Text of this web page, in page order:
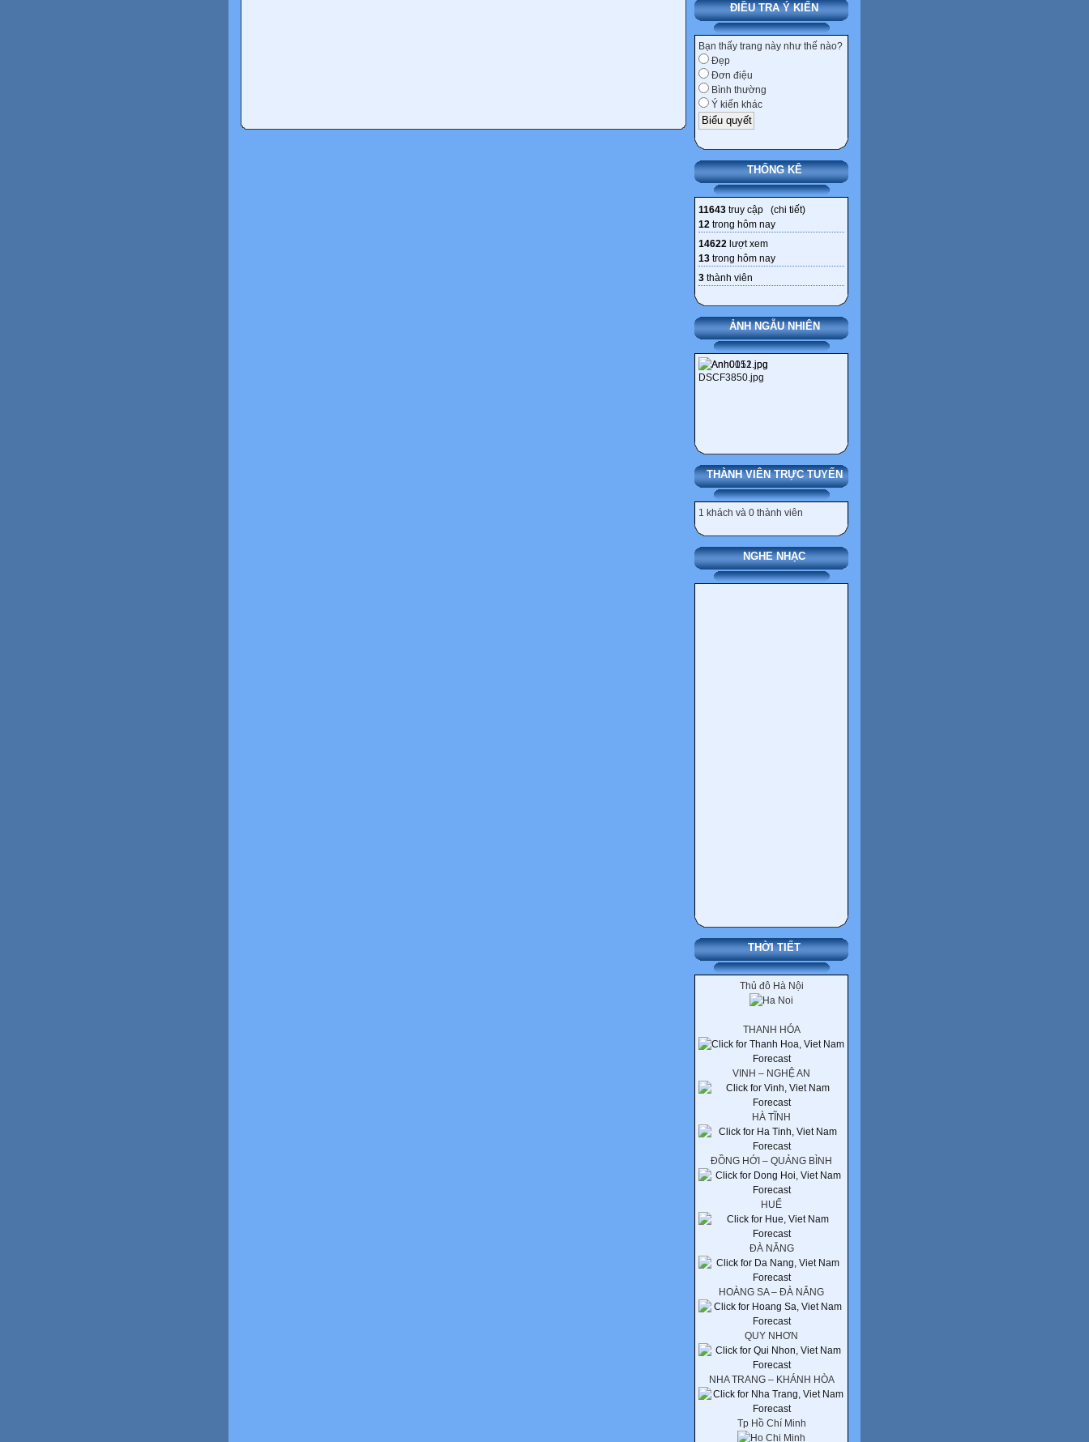
ĐIỀU TRA Ý KIẾN
Bạn thấy trang này như thế nào?
Đẹp
Đơn điệu
Bình thường
Ý kiến khác
THỐNG KÊ
11643 truy cập (chi tiết)
12 trong hôm nay
14622 lượt xem
13 trong hôm nay
3 thành viên
ẢNH NGẪU NHIÊN
THÀNH VIÊN TRỰC TUYẾN
1 khách và 0 thành viên
NGHE NHẠC
THỜI TIẾT
Thủ đô Hà Nội
THANH HÓA
VINH – NGHỆ AN
HÀ TĨNH
ĐỒNG HỚI – QUẢNG BÌNH
HUẾ
ĐÀ NẴNG
HOÀNG SA – ĐÀ NẴNG
QUY NHƠN
NHA TRANG – KHÁNH HÒA
Tp Hồ Chí Minh